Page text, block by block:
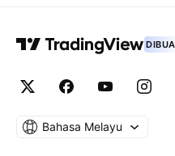
Bahasa Melayu